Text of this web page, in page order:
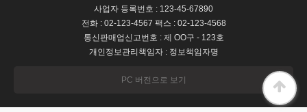
사업자 등록번호 : 123-45-67890
전화 : 02-123-4567 팩스 : 02-123-4568
통신판매업신고번호 : 제 OO구 - 123호
개인정보관리책임자 : 정보책임자명
PC 버전으로 보기